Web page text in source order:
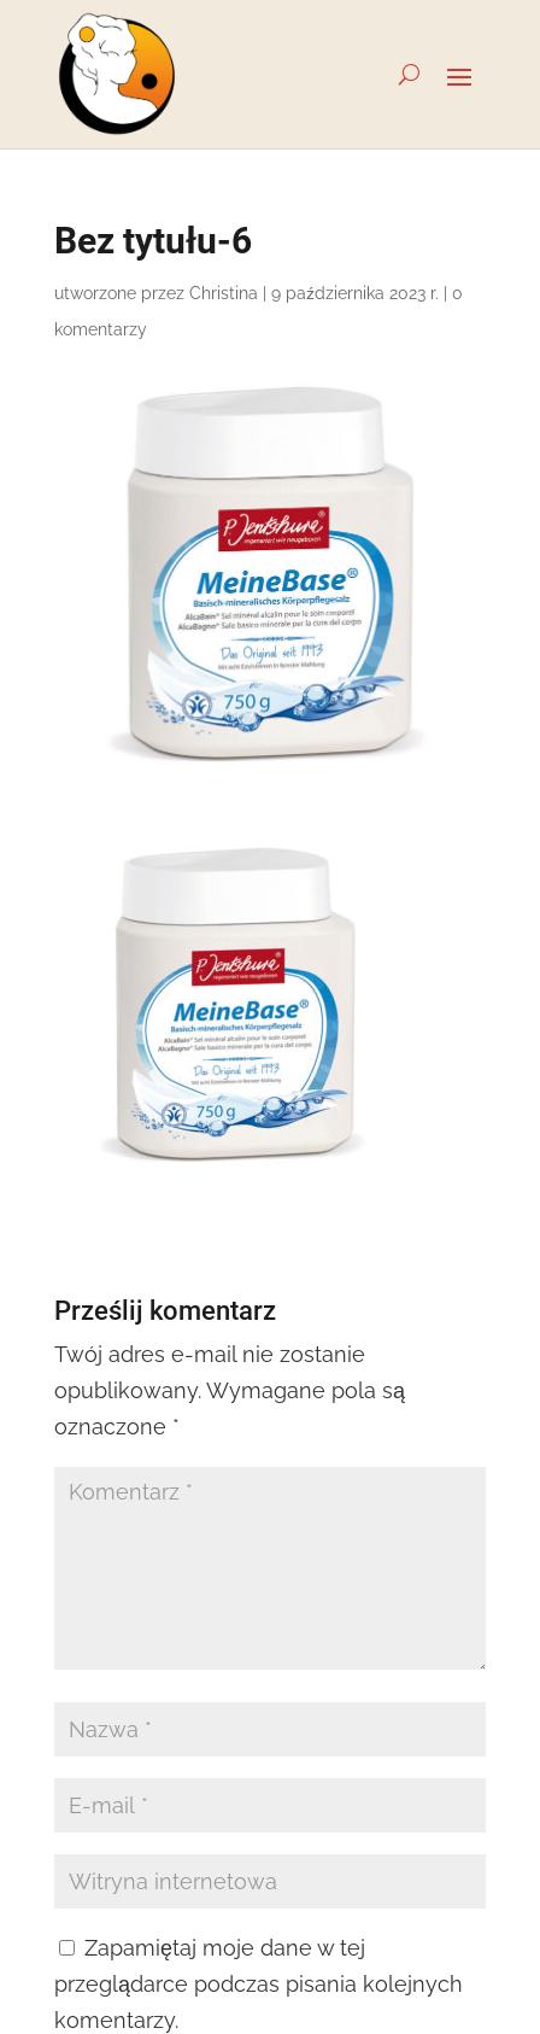
Bez tytułu-6
utworzone przez Christina 9 października 2023 r.
0
komentarzy
Prześlij komentarz
Twój adres e-mail nie zostanie
opublikowany. Wymagane pola są
oznaczone *
Zapamiętaj moje dane w tej
przeglądarce podczas pisania kolejnych
komentarzy.